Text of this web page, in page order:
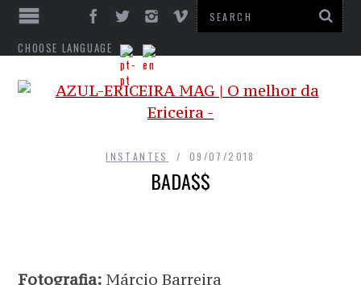
CHOOSE LANGUAGE
INSTANTES 09/07/2018
BADA$$
Fotografia: Márcio Barreira